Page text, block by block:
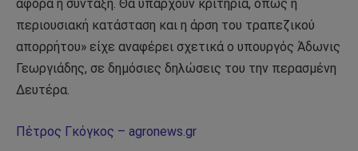
αφορά η σύνταξη. Θα υπάρχουν κριτήρια, όπως η
περιουσιακή κατάσταση και η άρση του τραπεζικού
απορρήτου» είχε αναφέρει σχετικά ο υπουργός Άδωνις
Γεωργιάδης, σε δηµόσιες δηλώσεις του την περασµένη
∆ευτέρα.
Πέτρος Γκόγκος – agronews.gr